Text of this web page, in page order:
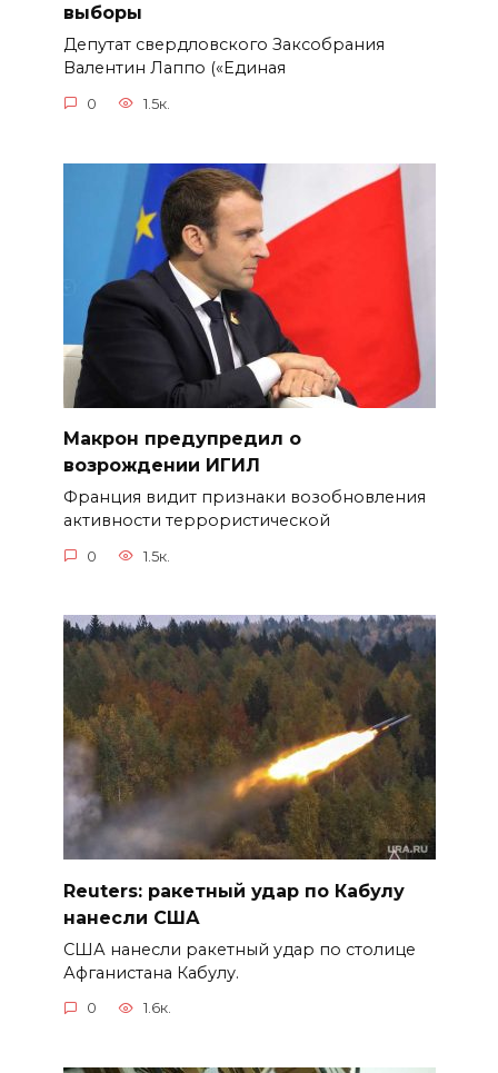
выборы
Депутат свердловского Заксобрания
Валентин Лаппо («Единая
0 1.5к.
Макрон предупредил о
возрождении ИГИЛ
Франция видит признаки возобновления
активности террористической
0 1.5к.
Reuters: ракетный удар по Кабулу
нанесли США
США нанесли ракетный удар по столице
Афганистана Кабулу.
0 1.6к.